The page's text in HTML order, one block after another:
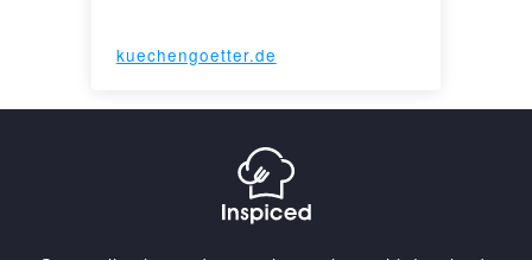
kuechengoetter.de